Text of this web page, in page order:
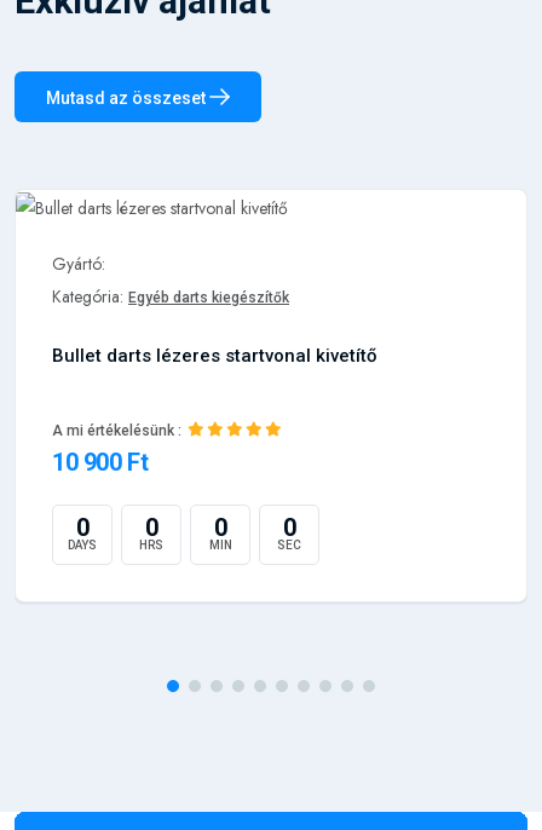
Mutasd az összeset
Gyártó:
Kategória: Egyéb darts kiegészítők
Bullet darts lézeres startvonal kivetítő
A mi értékelésünk :
10 900 Ft
0
DAYS
0
HRS
0
MIN
0
SEC